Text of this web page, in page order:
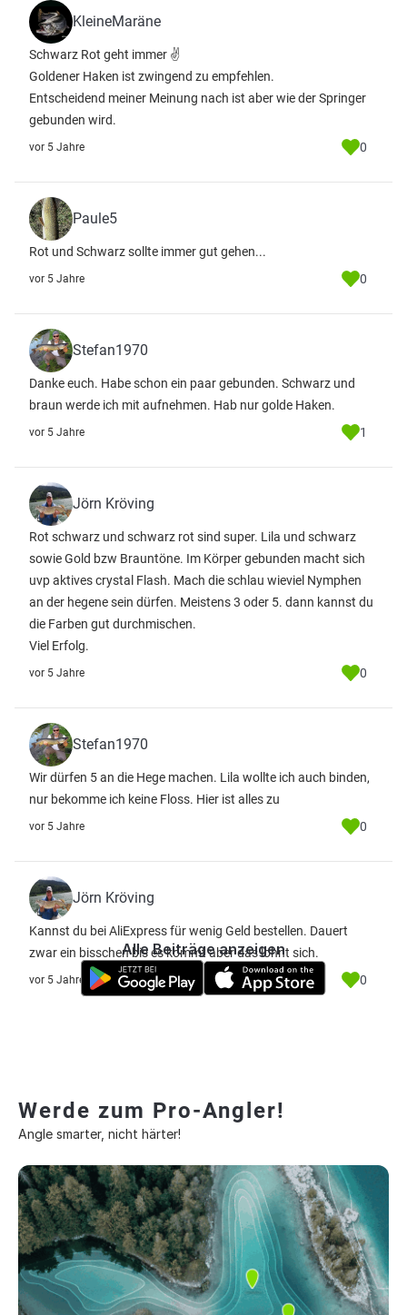
KleineMaräne
Schwarz Rot geht immer ✌
Goldener Haken ist zwingend zu empfehlen.
Entscheidend meiner Meinung nach ist aber wie der Springer
gebunden wird.
vor 5 Jahre 0
Paule5
Rot und Schwarz sollte immer gut gehen...
vor 5 Jahre 0
Stefan1970
Danke euch. Habe schon ein paar gebunden. Schwarz und
braun werde ich mit aufnehmen. Hab nur golde Haken.
vor 5 Jahre 1
Jörn Kröving
Rot schwarz und schwarz rot sind super. Lila und schwarz
sowie Gold bzw Brauntöne. Im Körper gebunden macht sich
uvp aktives crystal Flash. Mach die schlau wieviel Nymphen
an der hegene sein dürfen. Meistens 3 oder 5. dann kannst du
die Farben gut durchmischen.
Viel Erfolg.
vor 5 Jahre 0
Stefan1970
Wir dürfen 5 an die Hege machen. Lila wollte ich auch binden,
nur bekomme ich keine Floss. Hier ist alles zu
vor 5 Jahre 0
Jörn Kröving
Kannst du bei AliExpress für wenig Geld bestellen. Dauert
zwar ein bisschen bis es kommt aber das lohnt sich.
vor 5 Jahre 0
Alle Beiträge anzeigen
Werde zum Pro-Angler!
Angle smarter, nicht härter!